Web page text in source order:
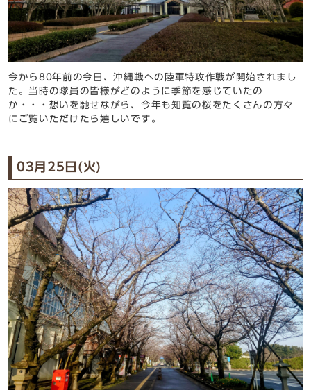
今から80年前の今日、沖縄戦への陸軍特攻作戦が開始されまし
た。当時の隊員の皆様がどのように季節を感じていたの
か・・・想いを馳せながら、今年も知覧の桜をたくさんの方々
にご覧いただけたら嬉しいです。
03月25日(火)